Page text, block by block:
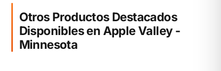
Otros Productos Destacados
Disponibles en Apple Valley -
Minnesota